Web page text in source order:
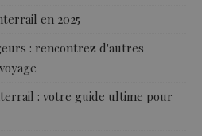
en 2025
: rencontrez d'autres
: votre guide ultime pour